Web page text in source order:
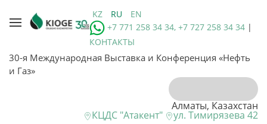
KZ RU
EN
+7 771 258 34 34, +7 727 258 34 34 |
КОНТАКТЫ
30-я Международная Выставка и Конференция «Нефть
и Газ»
Алматы, Казахстан
КЦДС "Атакент" ул. Тимирязева 42